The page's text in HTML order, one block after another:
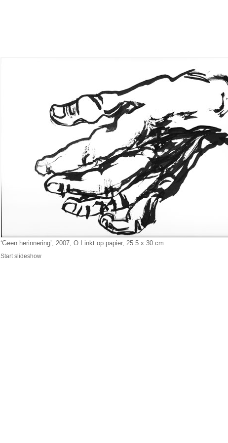
‘Geen herinnering’, 2007, O.I.inkt op papier, 25.5 x 30 cm
Start slideshow